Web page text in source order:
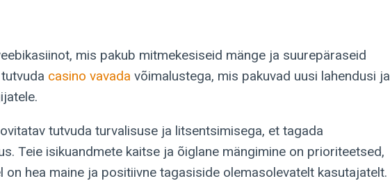
mis pakub mitmekesiseid mänge ja suurepäraseid
casino vavada võimalustega, mis pakuvad uusi lahendusi ja
tutvuda turvalisuse ja litsentsimisega, et tagada
Teie isikuandmete kaitse ja õiglane mängimine on prioriteetsed,
on hea maine ja positiivne tagasiside olemasolevatelt kasutajatelt.